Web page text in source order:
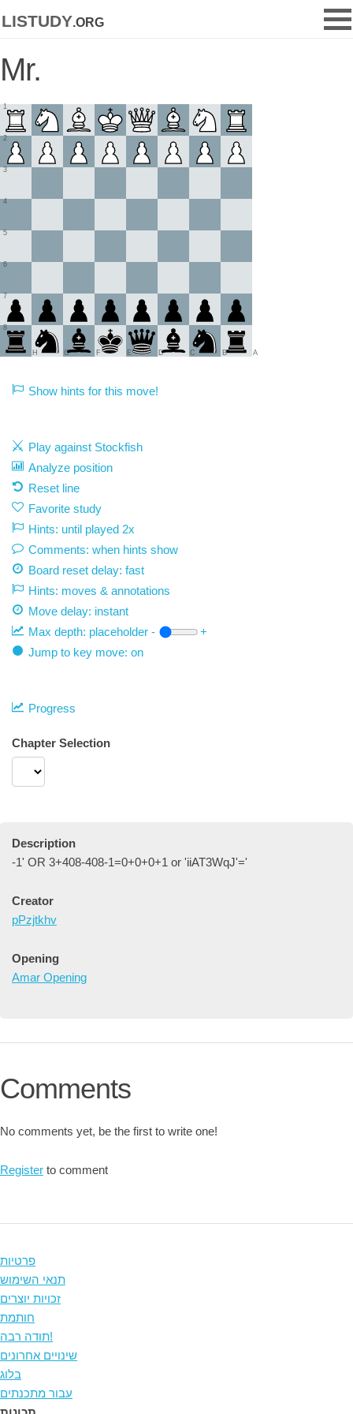
listudy.org
Mr.
1
2
3
4
5
6
7
8
A
B
C
D
E
F
G
H
Show hints for this move!
Play against Stockfish
Analyze position
Reset line
Favorite study
Hints: until played 2x
Comments: when hints show
Board reset delay: fast
Hints: moves & annotations
Move delay: instant
Max depth: placeholder -
+
Jump to key move: on
Progress
Chapter Selection
Description
-1' OR 3+408-408-1=0+0+0+1 or 'iiAT3WqJ'='
Creator
pPzjtkhv
Opening
Amar Opening
Comments
No comments yet, be the first to write one!
Register to comment
פרטיות
תנאי השימוש
זכויות יוצרים
חותמת
תודה רבה!
שינויים אחרונים
בלוג
עבור מתכנתים